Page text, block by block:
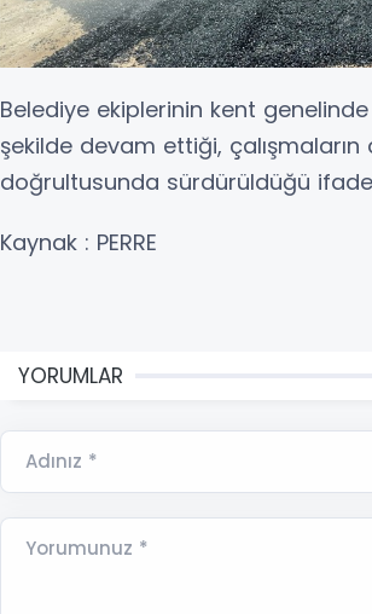
Belediye ekiplerinin kent
şekilde devam ettiği,
doğrultusunda sürdürüldüğü
Kaynak : PERRE
YORUMLAR
Adınız *
Yorumunuz *